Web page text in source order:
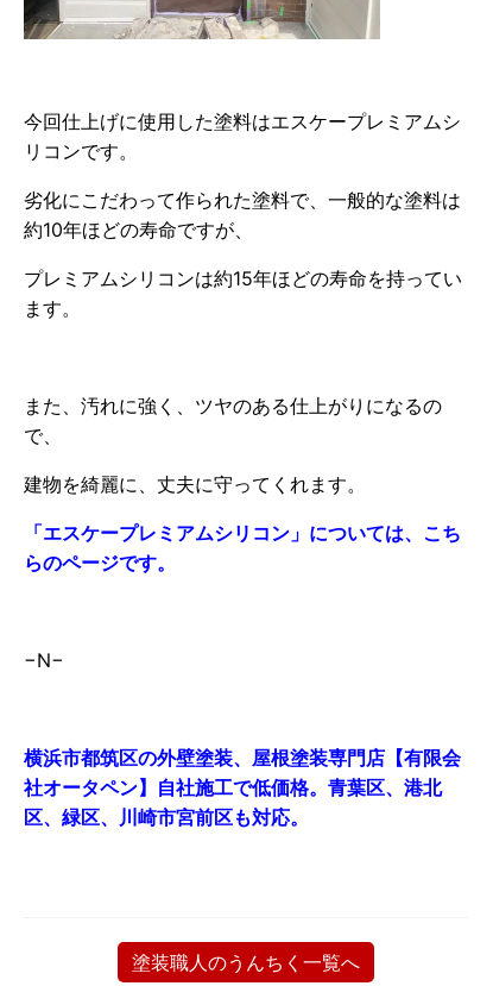
今回仕上げに使用した塗料はエスケープレミアムシ
リコンです。
劣化にこだわって作られた塗料で、一般的な塗料は
約10年ほどの寿命ですが、
プレミアムシリコンは約15年ほどの寿命を持ってい
ます。
また、汚れに強く、ツヤのある仕上がりになるの
で、
建物を綺麗に、丈夫に守ってくれます。
「エスケープレミアムシリコン」については、こち
らのページです。
−N−
横浜市都筑区の外壁塗装、屋根塗装専門店【有限会
社オータペン】自社施工で低価格。青葉区、港北
区、緑区、川崎市宮前区も対応。
塗装職人のうんちく一覧へ